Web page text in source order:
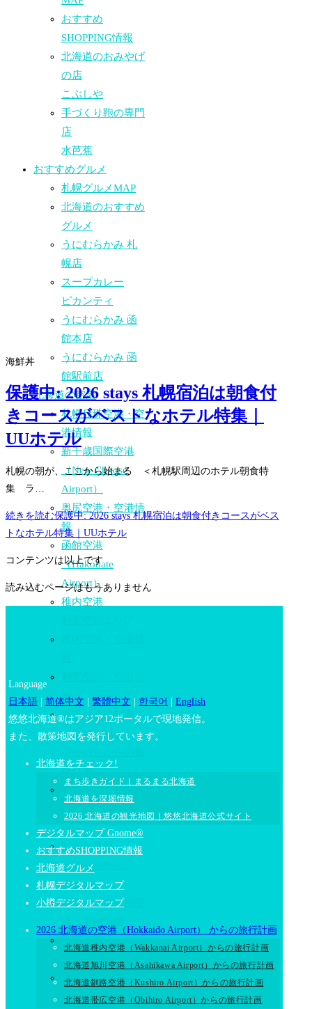
おすすめ
SHOPPING情報
北海道のおみやげ
の店
こぶしや
手づくり鞄の専門
店
水芭蕉
おすすめグルメ
札幌グルメMAP
北海道のおすすめ
グルメ
うにむらかみ 札
幌店
スープカレー
ピカンティ
うにむらかみ 函
館本店
うにむらかみ 函
館駅前店
北海道の空港
札幌丘珠空港・空
港情報
新千歳国際空港
（New Chitose
Airport）
奥尻空港・空港情
報
函館空港
（Hakodate
Airport）
稚内空港
報
北海道旭川空港
（Asahikawa
行計画
Airport）
女満別空港
（Memanbetsu
Airport）
オホーツク紋別空
中標津空港エリア
根室中標津空港・
空港情報
海鮮丼
保護中: 2026 stays 札幌宿泊は朝食付
きコースがベストなホテル特集｜
UUホテル
札幌の朝が、ここから始まる ＜札幌駅周辺のホテル朝食特
集 ラ…
続きを読む保護中: 2026 stays 札幌宿泊は朝食付きコースがベス
トなホテル特集｜UUホテル
コンテンツは以上です
読み込むページはもうありません
Language
日本語
简体中文 繁體中文 한국어
English
悠悠北海道®はアジア12ポータルで現地発信。
また、散策地図を発行しています。
北海道をチェック!
まち歩きガイド｜まるまる北海道
北海道を深堀情報
2026 北海道の観光地図｜悠悠北海道公式サイト
デジタルマップ Gnome®
おすすめSHOPPING情報
北海道グルメ
札幌デジタルマップ
小樽デジタルマップ
2026 北海道の空港（Hokkaido Airport） からの旅行計画
北海道稚内空港（Wakkanai Airport）からの旅行計画
北海道旭川空港（Asahikawa Airport）からの旅行計画
北海道釧路空港（Kushiro Airport）からの旅行計画
北海道帯広空港（Obihiro Airport）からの旅行計画